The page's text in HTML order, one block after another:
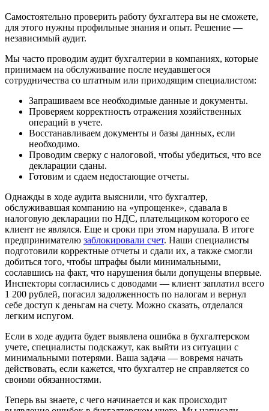
Самостоятельно проверить работу бухгалтера вы не сможете,
для этого нужны профильные знания и опыт. Решение —
независимый аудит.
Мы часто проводим аудит бухгалтерии в компаниях, которые
принимаем на обслуживание после неудавшегося
сотрудничества со штатным или приходящим специалистом:
Запрашиваем все необходимые данные и документы.
Проверяем корректность отражения хозяйственных
операций в учете.
Восстанавливаем документы и базы данных, если
необходимо.
Проводим сверку с налоговой, чтобы убедиться, что все
декларации сданы.
Готовим и сдаем недостающие отчеты.
Однажды в ходе аудита выяснили, что бухгалтер,
обслуживавшая компанию на «упрощенке», сдавала в
налоговую декларации по НДС, плательщиком которого ее
клиент не являлся. Еще и сроки при этом нарушала. В итоге
предпринимателю заблокировали счет. Наши специалисты
подготовили корректные отчеты и сдали их, а также смогли
добиться того, чтобы штрафы были минимальными,
сославшись на факт, что нарушения были допущены впервые.
Инспекторы согласились с доводами — клиент заплатил всего
1 200 рублей, погасил задолженность по налогам и вернул
себе доступ к деньгам на счету. Можно сказать, отделался
легким испугом.
Если в ходе аудита будет выявлена ошибка в бухгалтерском
учете, специалисты подскажут, как выйти из ситуации с
минимальными потерями. Ваша задача — вовремя начать
действовать, если кажется, что бухгалтер не справляется со
своими обязанностями.
Теперь вы знаете, с чего начинается и как происходит